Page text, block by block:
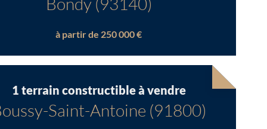
à partir de 250 000 €
1 terrain constructible à vendre
Saint-Antoine (91800)